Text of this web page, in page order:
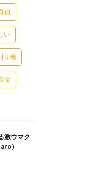
似
い
り機
金
激ウマク
）